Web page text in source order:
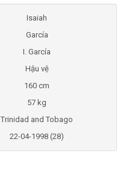
Isaiah
García
I. García
Hậu vệ
160 cm
57 kg
Trinidad and Tobago
22-04-1998 (28)